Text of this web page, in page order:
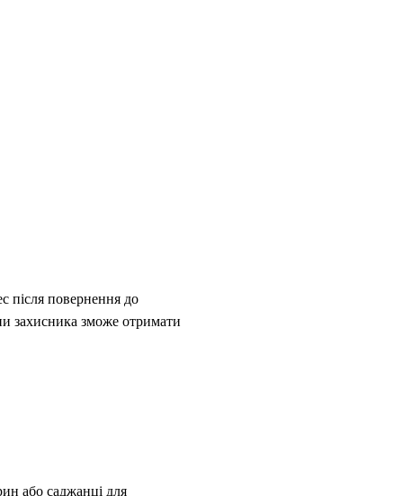
після повернення до
захисника зможе отримати
або саджанці для